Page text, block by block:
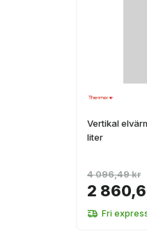
Vertikal
liter
2
4 096,49 kr
Fri